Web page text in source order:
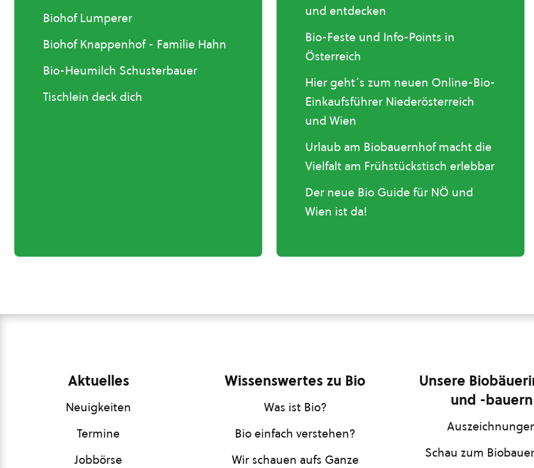
Biohof Lumperer
Biohof Knappenhof - Familie Hahn
Bio-Heumilch Schusterbauer
Tischlein deck dich
und entdecken
Bio-Feste und Info-Points in
Österreich
Hier geht´s zum neuen Online-Bio-
Einkaufsführer Niederösterreich
und Wien
Urlaub am Biobauernhof macht die
Vielfalt am Frühstückstisch erlebbar
Der neue Bio Guide für NÖ und
Wien ist da!
Aktuelles
Neuigkeiten
Termine
Jobbörse
Wissenswertes zu Bio
Was ist Bio?
Bio einfach verstehen?
Wir schauen aufs Ganze
Unsere
und -bauern
Schau zum